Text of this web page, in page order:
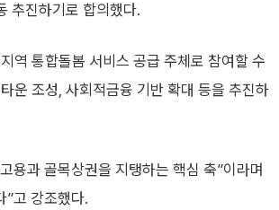
추진하기로 합의했다.
역 통합돌봄 서비스 공급 주체로 참여할 수
운 조성, 사회적금융 기반 확대 등을 추진하
용과 골목상권을 지탱하는 핵심 축”이라며
”고 강조했다.